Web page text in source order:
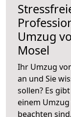
Umzug
Mosel
Ihr Umzug
an und Sie
sollen? Es
einem
beachten sind.